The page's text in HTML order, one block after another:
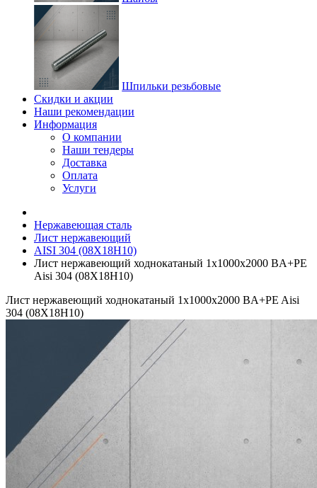
Шпильки резьбовые
Скидки и акции
Наши рекомендации
Информация
О компании
Наши тендеры
Доставка
Оплата
Услуги
Нержавеющая сталь
Лист нержавеющий
AISI 304 (08Х18Н10)
Лист нержавеющий ходнокатаный 1х1000х2000 BA+PE
Aisi 304 (08Х18Н10)
Лист нержавеющий ходнокатаный 1х1000х2000 BA+PE Aisi
304 (08Х18Н10)